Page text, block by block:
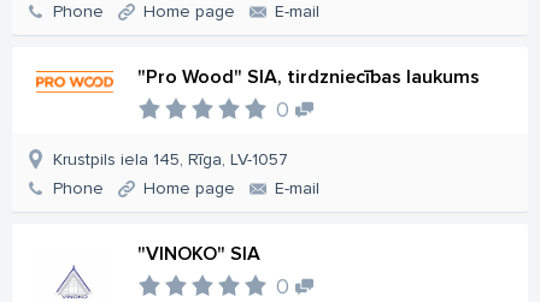
Phone
Home page E-mail
"Pro Wood" SIA, tirdzniecības laukums
0
Krustpils iela 145, Rīga, LV-1057
Phone
Home page E-mail
"VINOKO" SIA
0